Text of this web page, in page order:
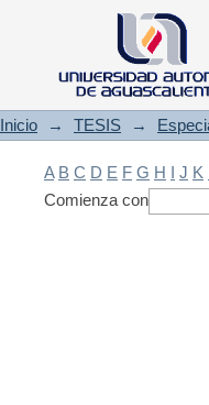
Filtrado
Inicio → TESIS →
A B C D E F G H I J K
Comienza con